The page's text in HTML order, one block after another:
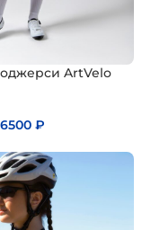
ArtVelo
6500₽